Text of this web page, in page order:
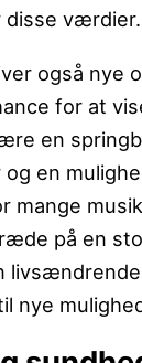
værdier.
også nye
for at
en
en
mange
på en
nye